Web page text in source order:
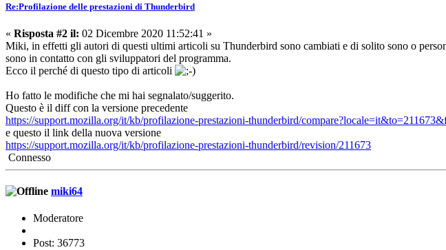
Re:Profilazione delle prestazioni di Thunderbird
« Risposta #2 il: 02 Dicembre 2020 11:52:41 »
Miki, in effetti gli autori di questi ultimi articoli su Thunderbird sono cambiati e di solito sono o
sono in contatto con gli sviluppatori del programma.
Ecco il perché di questo tipo di articoli
Ho fatto le modifiche che mi hai segnalato/suggerito.
Questo è il diff con la versione precedente
https://support.mozilla.org/it/kb/profilazione-prestazioni-thunderbird/
e questo il link della nuova versione
https://support.mozilla.org/it/kb/profilazione-prestazioni-thunderbird/revision/211673
Connesso
miki64
Moderatore
Post: 36773